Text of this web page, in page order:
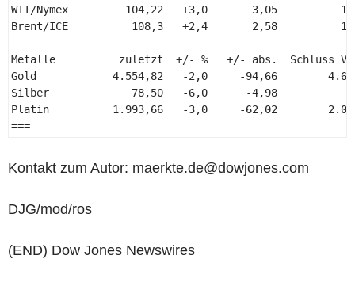
WTI/Nymex         104,22   +3,0       3,05
Brent/ICE          108,3   +2,4       2,58
Metalle          zuletzt  +/- %   +/- abs.  Schluss
Gold            4.554,82   -2,0     -94,66
Silber             78,50   -6,0      -4,98
Platin          1.993,66   -3,0     -62,02
===
Kontakt zum Autor: maerkte.de@dowjones.com
DJG/mod/ros
(END) Dow Jones Newswires